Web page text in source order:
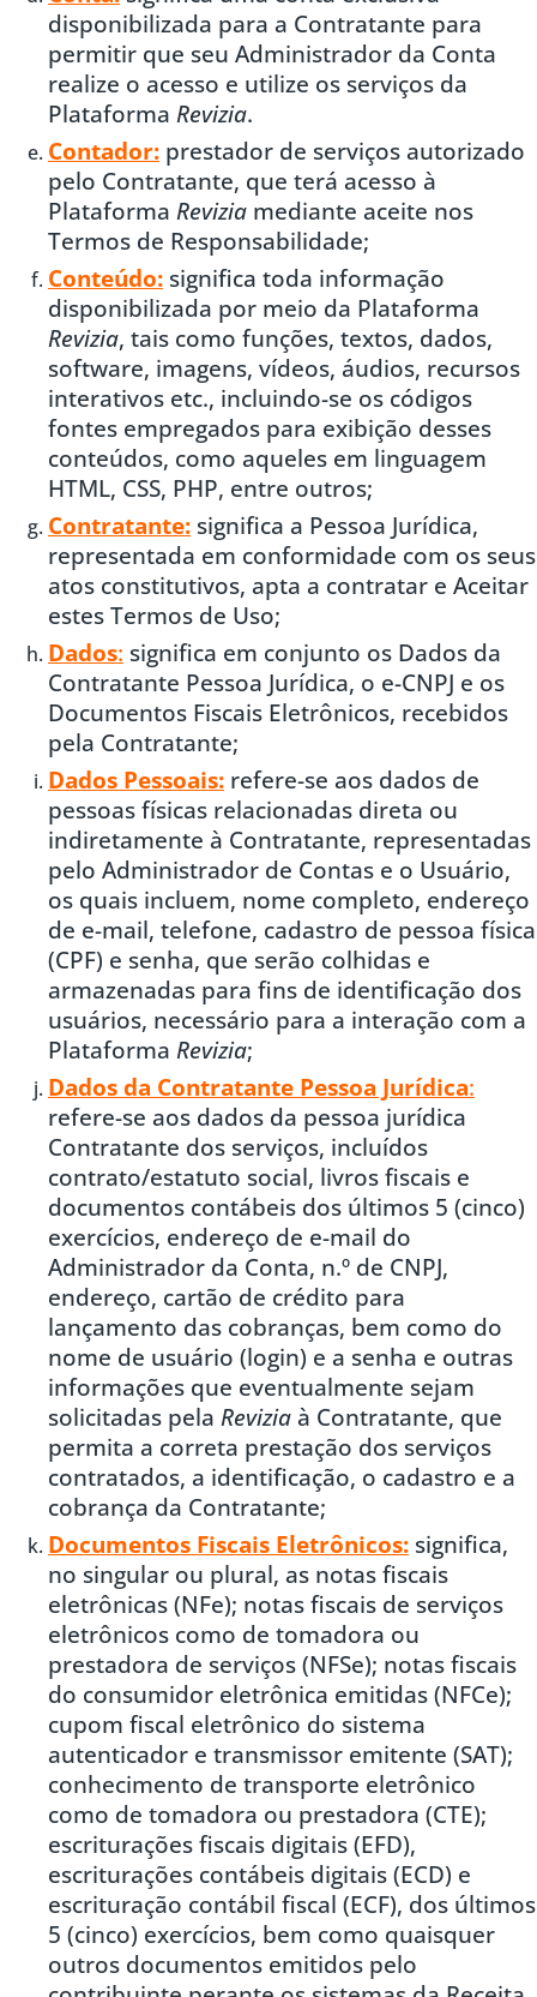
disponibilizada para a Contratante para
permitir que seu Administrador da Conta
realize o acesso e utilize os serviços da
Plataforma Revizia.
Contador: prestador de serviços autorizado
pelo Contratante, que terá acesso à
Plataforma Revizia mediante aceite nos
Termos de Responsabilidade;
Conteúdo: significa toda informação
disponibilizada por meio da Plataforma
Revizia, tais como funções, textos, dados,
software, imagens, vídeos, áudios, recursos
interativos etc., incluindo-se os códigos
fontes empregados para exibição desses
conteúdos, como aqueles em linguagem
HTML, CSS, PHP, entre outros;
Contratante: significa a Pessoa Jurídica,
representada em conformidade com os seus
atos constitutivos, apta a contratar e Aceitar
estes Termos de Uso;
Dados: significa em conjunto os Dados da
Contratante Pessoa Jurídica, o e-CNPJ e os
Documentos Fiscais Eletrônicos, recebidos
pela Contratante;
Dados Pessoais: refere-se aos dados de
pessoas físicas relacionadas direta ou
indiretamente à Contratante, representadas
pelo Administrador de Contas e o Usuário,
os quais incluem, nome completo, endereço
de e-mail, telefone, cadastro de pessoa física
(CPF) e senha, que serão colhidas e
armazenadas para fins de identificação dos
usuários, necessário para a interação com a
Plataforma Revizia;
Dados da Contratante Pessoa Jurídica:
refere-se aos dados da pessoa jurídica
Contratante dos serviços, incluídos
contrato/estatuto social, livros fiscais e
documentos contábeis dos últimos 5 (cinco)
exercícios, endereço de e-mail do
Administrador da Conta, n.º de CNPJ,
endereço, cartão de crédito para
lançamento das cobranças, bem como do
nome de usuário (login) e a senha e outras
informações que eventualmente sejam
solicitadas pela Revizia à Contratante, que
permita a correta prestação dos serviços
contratados, a identificação, o cadastro e a
cobrança da Contratante;
Documentos Fiscais Eletrônicos: significa,
no singular ou plural, as notas fiscais
eletrônicas (NFe); notas fiscais de serviços
eletrônicos como de tomadora ou
prestadora de serviços (NFSe); notas fiscais
do consumidor eletrônica emitidas (NFCe);
cupom fiscal eletrônico do sistema
autenticador e transmissor emitente (SAT);
conhecimento de transporte eletrônico
como de tomadora ou prestadora (CTE);
escriturações fiscais digitais (EFD),
escriturações contábeis digitais (ECD) e
escrituração contábil fiscal (ECF), dos últimos
5 (cinco) exercícios, bem como quaisquer
outros documentos emitidos pelo